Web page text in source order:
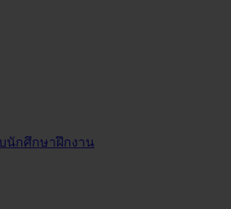
นักศึกษาฝึกงาน